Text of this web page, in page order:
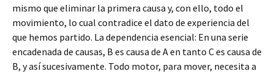
mismo que eliminar la primera causa y, con ello, todo el
movimiento, lo cual contradice el dato de experiencia del
que hemos partido. La dependencia esencial: En una serie
encadenada de causas, B es causa de A en tanto C es causa de
B, y así sucesivamente. Todo motor, para mover, necesita a